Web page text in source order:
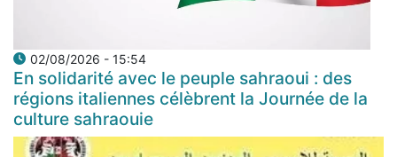
02/08/2026 - 15:54
En solidarité avec le peuple sahraoui : des
régions italiennes célèbrent la Journée de la
culture sahraouie